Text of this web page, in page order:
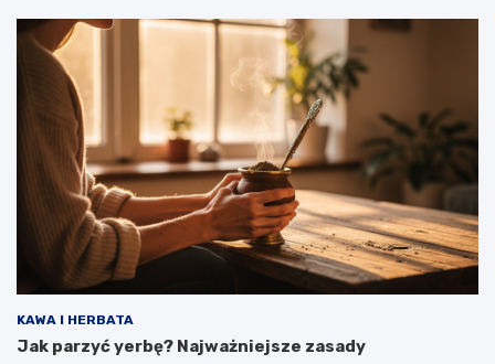
KAWA I HERBATA
Jak parzyć yerbę? Najważniejsze zasady